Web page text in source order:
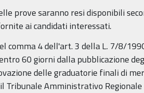
prove saranno resi disponibili
ai candidati interessati.
comma 4 dell'art. 3 della L. 7/8/
60 giorni dalla pubblicazione
delle graduatorie finali di
Tribunale Amministrativo Regionale